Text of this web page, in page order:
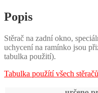
Popis
Stěrač na zadní okno,
uchycení na ramínko jsou
tabulka použití).
Tabulka použítí všech